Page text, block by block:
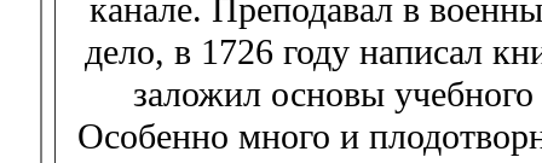
канале. Преподавал в
дело, в 1726 году написал
заложил основы
Особенно много и